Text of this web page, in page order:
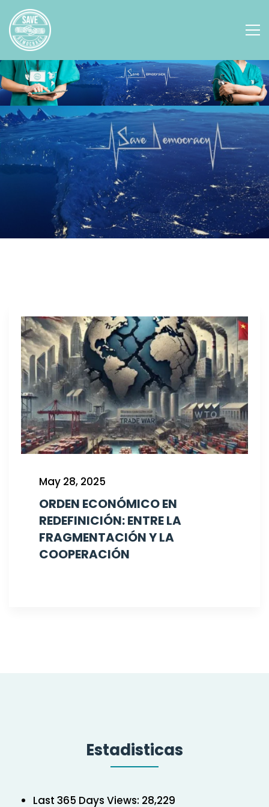
May 28, 2025
ORDEN ECONÓMICO EN
REDEFINICIÓN: ENTRE LA
FRAGMENTACIÓN Y LA
COOPERACIÓN
Estadisticas
Last 365 Days Views: 28,229